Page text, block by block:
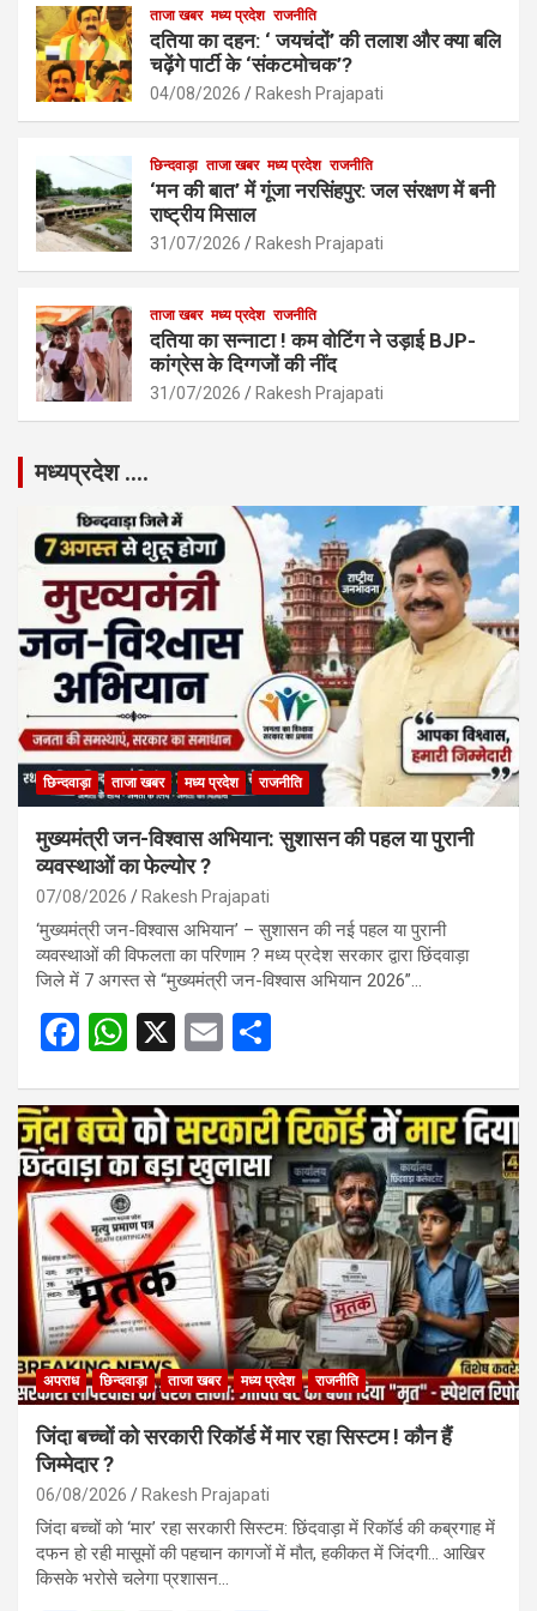
ताजा खबर मध्य प्रदेश राजनीति
दतिया का दहन: ‘ जयचंदों’ की तलाश और क्या बलि
चढ़ेंगे पार्टी के ‘संकटमोचक’?
04/08/2026 Rakesh Prajapati
छिन्दवाड़ा ताजा खबर मध्य प्रदेश राजनीति
‘मन की बात’ में गूंजा नरसिंहपुर: जल संरक्षण में बनी
राष्ट्रीय मिसाल
31/07/2026 Rakesh Prajapati
ताजा खबर मध्य प्रदेश राजनीति
दतिया का सन्नाटा ! कम वोटिंग ने उड़ाई BJP-
कांग्रेस के दिग्गजों की नींद
31/07/2026 Rakesh Prajapati
मध्यप्रदेश ….
छिन्दवाड़ा ताजा खबर मध्य प्रदेश राजनीति
मुख्यमंत्री जन-विश्वास अभियान: सुशासन की पहल या पुरानी
व्यवस्थाओं का फेल्योर ?
07/08/2026 Rakesh Prajapati
‘मुख्यमंत्री जन-विश्वास अभियान’ – सुशासन की नई पहल या पुरानी
व्यवस्थाओं की विफलता का परिणाम ? मध्य प्रदेश सरकार द्वारा छिंदवाड़ा
जिले में 7 अगस्त से “मुख्यमंत्री जन-विश्वास अभियान 2026”…
F
ce
b
o
o
k
W
at
s
A
p
p
X
E
ail ar
e
अपराध छिन्दवाड़ा ताजा खबर मध्य प्रदेश राजनीति
जिंदा बच्चों को सरकारी रिकॉर्ड में मार रहा सिस्टम ! कौन हैं
जिम्मेदार ?
06/08/2026 Rakesh Prajapati
जिंदा बच्चों को ‘मार’ रहा सरकारी सिस्टम: छिंदवाड़ा में रिकॉर्ड की कब्रगाह में
दफन हो रही मासूमों की पहचान कागजों में मौत, हकीकत में जिंदगी… आखिर
किसके भरोसे चलेगा प्रशासन…